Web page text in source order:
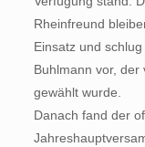
Rheinfreund
Einsatz und
Buhlmann vor, der
gewählt wurde.
Danach fand der